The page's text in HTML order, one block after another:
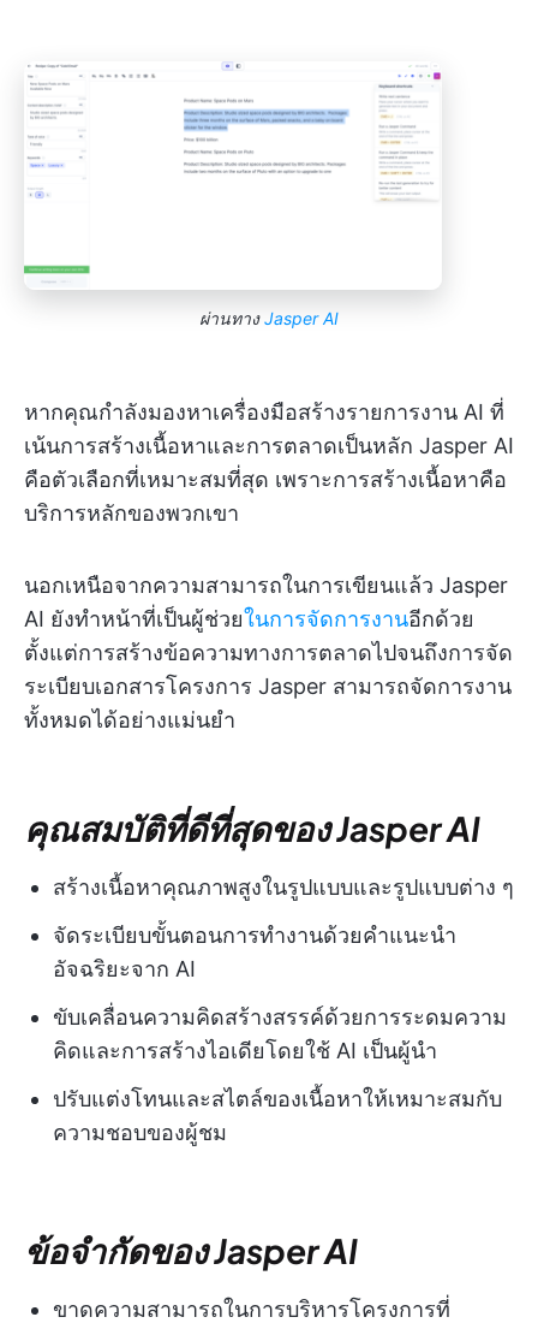
ผ่านทางJasper AI
หากคุณกำลังมองหาเครื่องมือสร้างรายการงาน AI ที่
เน้นการสร้างเนื้อหาและการตลาดเป็นหลัก Jasper AI
คือตัวเลือกที่เหมาะสมที่สุด เพราะการสร้างเนื้อหาคือ
บริการหลักของพวกเขา
นอกเหนือจากความสามารถในการเขียนแล้ว Jasper
AI ยังทำหน้าที่เป็นผู้ช่วยในการจัดการงานอีกด้วย
ตั้งแต่การสร้างข้อความทางการตลาดไปจนถึงการจัด
ระเบียบเอกสารโครงการ Jasper สามารถจัดการงาน
ทั้งหมดได้อย่างแม่นยำ
คุณสมบัติที่ดีที่สุดของ Jasper AI
สร้างเนื้อหาคุณภาพสูงในรูปแบบและรูปแบบต่าง ๆ
จัดระเบียบขั้นตอนการทำงานด้วยคำแนะนำ
อัจฉริยะจาก AI
ขับเคลื่อนความคิดสร้างสรรค์ด้วยการระดมความ
คิดและการสร้างไอเดียโดยใช้ AI เป็นผู้นำ
ปรับแต่งโทนและสไตล์ของเนื้อหาให้เหมาะสมกับ
ความชอบของผู้ชม
ข้อจำกัดของ Jasper AI
ขาดความสามารถในการบริหารโครงการที่